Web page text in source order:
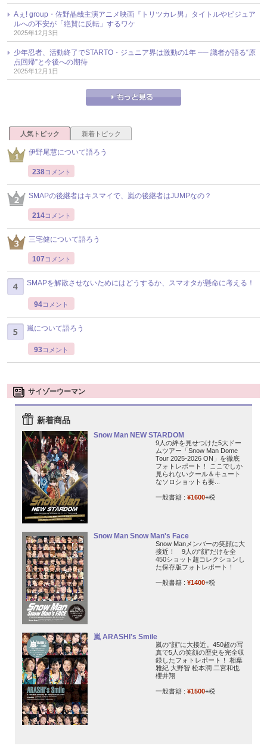
Aぇ! group・佐野晶哉主演アニメ映画『トリツカレ男』タイトルやビジュア
ルへの不安が「絶賛に反転」するワケ
2025年12月3日
少年忍者、活動終了でSTARTO・ジュニア界は激動の1年 ── 識者が語る“原
点回帰”と今後への期待
2025年12月1日
人気トピック 新着トピック
伊野尾慧について語ろう
238コメント
SMAPの後継者はキスマイで、嵐の後継者はJUMPなの？
214コメント
三宅健について語ろう
107 コメント
SMAPを解散させないためにはどうするか、スマオタが懸命に考える！
94コメント
嵐について語ろう
93コメント
サイゾーウーマン
新着商品
Snow Man NEW STARDOM
9人の絆を見せつけた5大ドー
ムツアー「Snow Man Dome
Tour 2025-2026 ON」を徹底
フォトレポート！ ここでしか
見られないクール＆キュート
なソロショットも要...
一般書籍 : ¥1600+税
Snow Man Snow Man's Face
Snow Manメンバーの笑顔に大
接近！ 9人の“顔”だけを全
450ショット超コレクションし
た保存版フォトレポート！
一般書籍 : ¥1400+税
嵐 ARASHI’s Smile
嵐の“顔”に大接近。450超の写
真で5人の笑顔の歴史を完全収
録したフォトレポート！ 相葉
雅紀 大野智 松本潤 二宮和也
櫻井翔
一般書籍 : ¥1500+税